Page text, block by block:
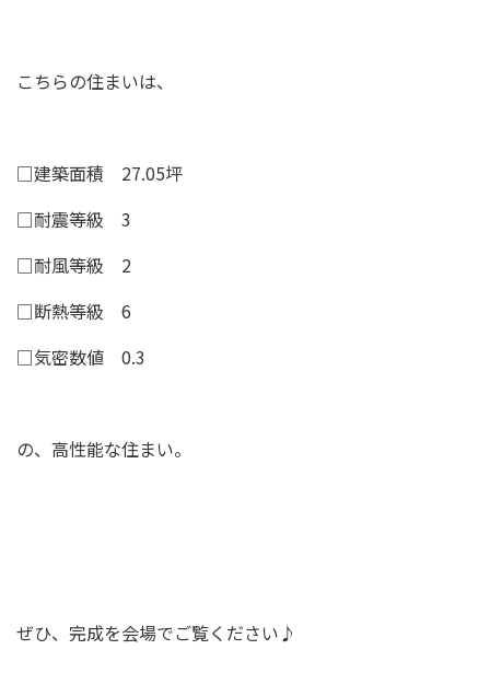
こちらの住まいは、
□建築面積 27.05坪
□耐震等級 3
□耐風等級 2
□断熱等級 6
□気密数値 0.3
の、高性能な住まい。
ぜひ、完成を会場でご覧ください♪